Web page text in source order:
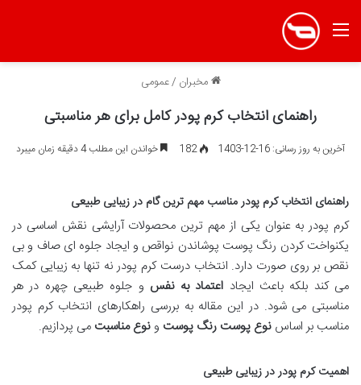
منو
مخبران /عمومی
راهنمای انتخاب کرم پودر کامل برای هر مناسبتی
آخرین به روز رسانی: 16-12-1403 182 خواندن این مطلب 4 دقیقه زمان میبرد
راهنمای انتخاب کرم پودر مناسب مهم ترین گام در زیبایی طبیعی
کرم پودر به عنوان یکی از مهم ترین محصولات آرایشی نقش اساسی در
یکنواخت کردن رنگ پوست پوشاندن نواقص و ایجاد جلوه ای صاف و بی
نقص بر روی صورت دارد. انتخاب درست کرم پودر نه تنها به زیبایی کمک
می کند بلکه باعث ایجاد اعتماد به نفس و جلوه طبیعی چهره در هر
مناسبتی می شود. در این مقاله به بررسی راهکارهای انتخاب کرم پودر
مناسب بر اساس نوع پوست رنگ پوست ونوع مناسبت می پردازیم.
اهمیت کرم پودر در زیبایی طبیعی